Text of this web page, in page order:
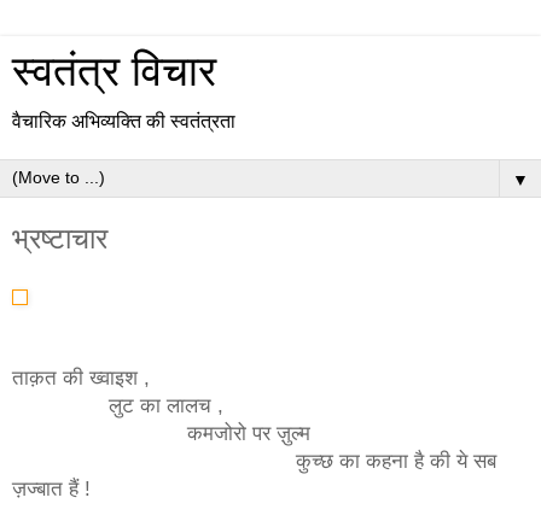
स्वतंत्र विचार
वैचारिक अभिव्यक्ति की स्वतंत्रता
▼
भ्रष्टाचार
ताक़त की ख्वाइश ,
लुट का लालच ,
कमजोरो पर ज़ुल्म
कुच्छ का कहना है की ये सब
ज़ज्बात हैं !